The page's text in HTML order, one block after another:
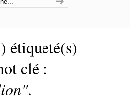
étiqueté(s)
clé :
.